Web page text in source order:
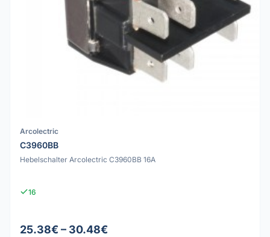
Arcolectric
C3960BB
Hebelschalter Arcolectric C3960BB 16A
16
25.38€ – 30.48€